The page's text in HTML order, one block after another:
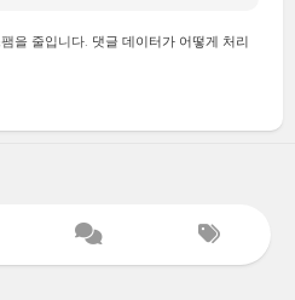
을 줄입니다. 댓글 데이터가 어떻게 처리